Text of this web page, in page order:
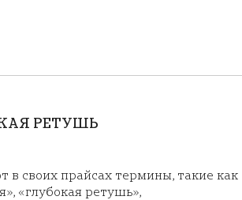
РЕТУШЬ
в своих прайсах термины, такие как
«глубокая ретушь»,